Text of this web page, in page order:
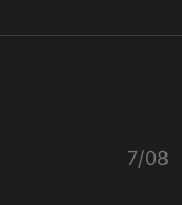
7/08